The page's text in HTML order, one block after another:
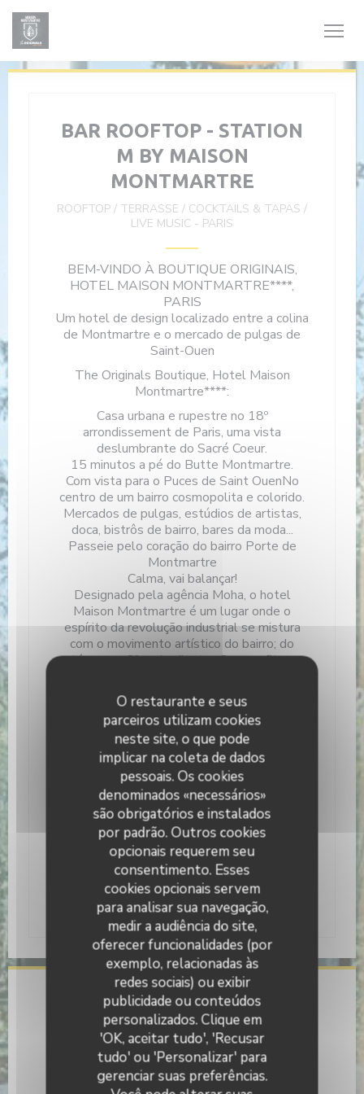
Painel de Gerenciamento de Cookies
O restaurante e seus
parceiros utilizam cookies
neste site, o que pode
implicar na coleta de dados
pessoais. Os cookies
denominados «necessários»
são obrigatórios e instalados
por padrão. Outros cookies
opcionais requerem seu
consentimento. Esses
cookies opcionais servem
para analisar sua navegação,
medir a audiência do site,
oferecer funcionalidades (por
exemplo, relacionadas às
redes sociais) ou exibir
publicidade ou conteúdos
personalizados. Clique em
'OK, aceitar tudo', 'Recusar
tudo' ou 'Personalizar' para
gerenciar suas preferências.
BAR ROOFTOP - STATION
M BY MAISON
MONTMARTRE
ROOFTOP / TERRASSE / COCKTAILS & TAPAS /
LIVE MUSIC - PARIS
BEM-VINDO À BOUTIQUE ORIGINAIS,
HOTEL MAISON MONTMARTRE****,
PARIS
Um hotel de design localizado entre a colina
de Montmartre e o mercado de pulgas de
Saint-Ouen
The Originals Boutique, Hotel Maison
Montmartre****:
Casa urbana e rupestre no 18º
arrondissement de Paris, uma vista
deslumbrante do Sacré Coeur.
15 minutos a pé do Butte Montmartre.
Com vista para o Puces de Saint OuenNo
centro de um bairro cosmopolita e colorido.
Mercados de pulgas, estúdios de artistas,
doca, bistrôs de bairro, bares da moda...
Passeie pelo coração do bairro Porte de
Montmartre
Calma, vai balançar!
Designado pela agência Moha, o hotel
Maison Montmartre é um lugar onde o
espírito da revolução industrial se mistura
com o movimento artístico do bairro; do
térreo ao 8º andar, ilustrações, grafites,
cruzarão seu caminho.
Urbano, rock, um pouco rebelde
Bem-vindo ao hotel Maison Montmartre.
Da suite familiar aos quartos não tão
standard, um estilo requintado que combina
linhas modernas e conectividade total.
BEBER, COMER, PARTICIPAR DE NOSSOS
EVENTOS
Bar Rooftop da Maison Montmartre
Para um jogo de petanca "empoleirado", uma
opção de coquetel 360 graus.Cozinha M, o
prazer das papilas gustativas e dos alunos
segundo MM
Bistrô de bairro para comer o que M
Informações gerais
Culinária
Caseiro, produtos frescos
Tipo de empresa